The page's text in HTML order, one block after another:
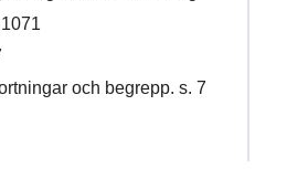
och begrepp. s. 7